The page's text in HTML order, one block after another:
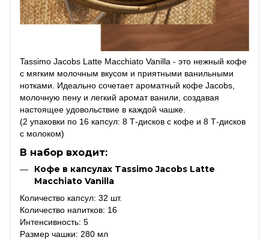
Tassimo Jacobs Latte Macchiato Vanilla - это нежный кофе
с мягким молочным вкусом и приятными ванильными
нотками. Идеально сочетает ароматный кофе Jacobs,
молочную пену и легкий аромат ванили, создавая
настоящее удовольствие в каждой чашке.
(2 упаковки по 16 капсул: 8 Т-дисков с кофе и 8 Т-дисков
с молоком)
В набор входит:
Кофе в капсулах Tassimo Jacobs Latte
Macchiato Vanilla
Количество капсул: 32 шт.
Количество напитков: 16
Интенсивность: 5
Размер чашки: 280 мл